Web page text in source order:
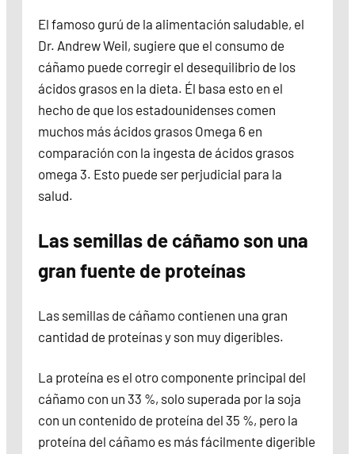
El famoso gurú de la alimentación saludable, el
Dr. Andrew Weil, sugiere que el consumo de
cáñamo puede corregir el desequilibrio de los
ácidos grasos en la dieta. Él basa esto en el
hecho de que los estadounidenses comen
muchos más ácidos grasos Omega 6 en
comparación con la ingesta de ácidos grasos
omega 3. Esto puede ser perjudicial para la
salud.
Las semillas de cáñamo son una
gran fuente de proteínas
Las semillas de cáñamo contienen una gran
cantidad de proteínas y son muy digeribles.
La proteína es el otro componente principal del
cáñamo con un 33 %, solo superada por la soja
con un contenido de proteína del 35 %, pero la
proteína del cáñamo es más fácilmente digerible